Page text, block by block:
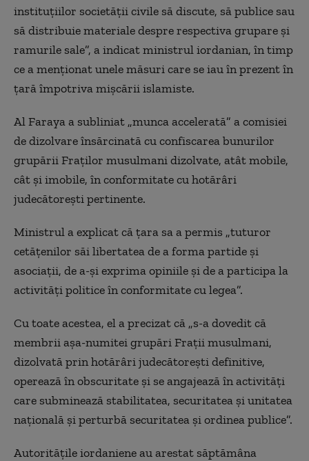
instituţiilor societăţii civile să discute, să publice sau
să distribuie materiale despre respectiva grupare şi
ramurile sale”, a indicat ministrul iordanian, în timp
ce a menţionat unele măsuri care se iau în prezent în
ţară împotriva mişcării islamiste.
Al Faraya a subliniat „munca accelerată” a comisiei
de dizolvare însărcinată cu confiscarea bunurilor
grupării Fraţilor musulmani dizolvate, atât mobile,
cât şi imobile, în conformitate cu hotărâri
judecătoreşti pertinente.
Ministrul a explicat că ţara sa a permis „tuturor
cetăţenilor săi libertatea de a forma partide şi
asociaţii, de a-şi exprima opiniile şi de a participa la
activităţi politice în conformitate cu legea”.
Cu toate acestea, el a precizat că „s-a dovedit că
membrii aşa-numitei grupări Fraţii musulmani,
dizolvată prin hotărâri judecătoreşti definitive,
operează în obscuritate şi se angajează în activităţi
care subminează stabilitatea, securitatea şi unitatea
naţională şi perturbă securitatea şi ordinea publice”.
Autorităţile iordaniene au arestat săptămâna